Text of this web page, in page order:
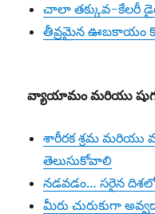
చాలా తక్కువ-కేలరీ
తీవ్రమైన ఊబకాయం
వ్యాయామంమరియు
శారీరక శ్రమ మరియు
తెలుసుకోవాలి
నడవడం… సరైన దిశలో
మీరు చురుకుగా